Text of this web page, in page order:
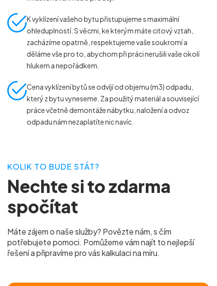
K vyklízení vašeho bytu přistupujeme s maximální
ohleduplností. S věcmi, ke kterým máte citový vztah,
zacházíme opatrně, respektujeme vaše soukromí a
děláme vše pro to, abychom při práci nerušili vaše okolí
hlukem a nepořádkem.
Cena vyklízení bytů se odvíjí od objemu (m3) odpadu,
který z bytu vyneseme. Za použitý materiál a související
práce včetně demontáže nábytku, naložení a odvoz
odpadu nám nezaplatíte nic navíc.
KOLIK TO BUDE STÁT?
Nechte si to zdarma
spočítat
Máte zájem o naše služby? Povězte nám, s čím
potřebujete pomoci. Pomůžeme vám najít to nejlepší
řešení a připravíme pro vás kalkulaci na míru.